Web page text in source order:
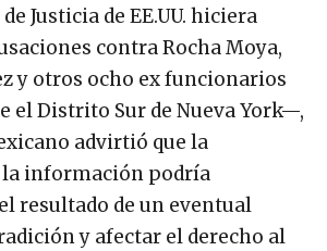
Justicia de EE.UU. hiciera
contra Rocha Moya,
y otros ocho ex funcionarios
el Distrito Sur de Nueva York—,
advirtió que la
la información podría
resultado de un eventual
y afectar el derecho al